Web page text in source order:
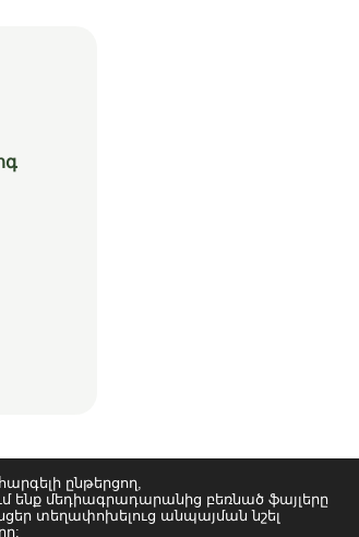
ընթերցող,
ենք մեդիագրադարանից բեռնած ֆայլերը
տեղափոխելուց անպայման նշել